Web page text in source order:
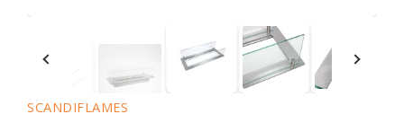
SCANDIFLAMES